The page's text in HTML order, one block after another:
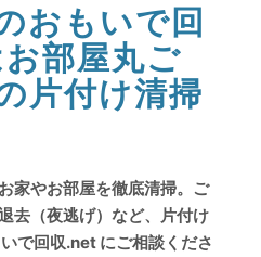
おもいで回
部屋丸ご
片付け清掃
家やお部屋を徹底清掃。ご
去（夜逃げ）など、片付け
で回収.net にご相談くださ